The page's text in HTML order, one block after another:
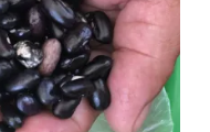
曾文水庫水質水量
降級為第二類環境
院開記者會「揭開
偽假象」，說明解編
反對、一同抵制無良